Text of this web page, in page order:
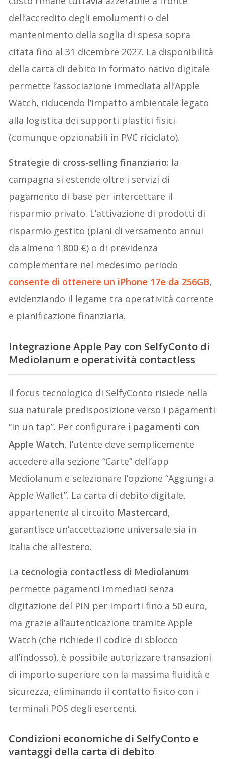
dell’accredito degli emolumenti o del
mantenimento della soglia di spesa sopra
citata fino al 31 dicembre 2027. La disponibilità
della carta di debito in formato nativo digitale
permette l’associazione immediata all’Apple
Watch, riducendo l’impatto ambientale legato
alla logistica dei supporti plastici fisici
(comunque opzionabili in PVC riciclato).
Strategie di cross-selling finanziario: la
campagna si estende oltre i servizi di
pagamento di base per intercettare il
risparmio privato. L’attivazione di prodotti di
risparmio gestito (piani di versamento annui
da almeno 1.800 €) o di previdenza
complementare nel medesimo periodo
consente di ottenere un iPhone 17e da 256GB,
evidenziando il legame tra operatività corrente
e pianificazione finanziaria.
Integrazione Apple Pay con SelfyConto di
Mediolanum e operatività contactless
Il focus tecnologico di SelfyConto risiede nella
sua naturale predisposizione verso i pagamenti
“in un tap”. Per configurare i pagamenti con
Apple Watch, l’utente deve semplicemente
accedere alla sezione “Carte” dell’app
Mediolanum e selezionare l’opzione “Aggiungi a
Apple Wallet”. La carta di debito digitale,
appartenente al circuito Mastercard,
garantisce un’accettazione universale sia in
Italia che all’estero.
La tecnologia contactless di Mediolanum
permette pagamenti immediati senza
digitazione del PIN per importi fino a 50 euro,
ma grazie all’autenticazione tramite Apple
Watch (che richiede il codice di sblocco
all’indosso), è possibile autorizzare transazioni
di importo superiore con la massima fluidità e
sicurezza, eliminando il contatto fisico con i
terminali POS degli esercenti.
Condizioni economiche di SelfyConto e
vantaggi della carta di debito